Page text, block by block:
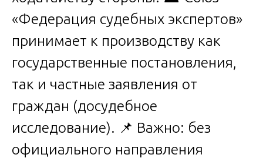
«Федерация судебных экспертов»
принимает к производству как
государственные постановления,
так и частные заявления от
граждан (досудебное
исследование). 📌 Важно: без
официального направления